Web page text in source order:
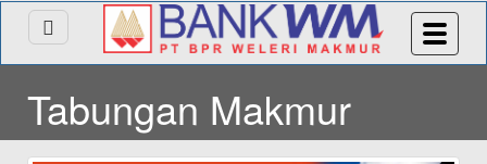
Tabungan Makmur